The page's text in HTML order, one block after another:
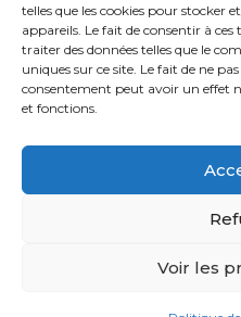
telles que les cookies pour stocker
appareils. Le fait de consentir à
traiter des données telles que le
uniques sur ce site. Le fait de ne
consentement peut avoir un effet
et fonctions.
Voir les
Ella
CHF28.00
sur
du